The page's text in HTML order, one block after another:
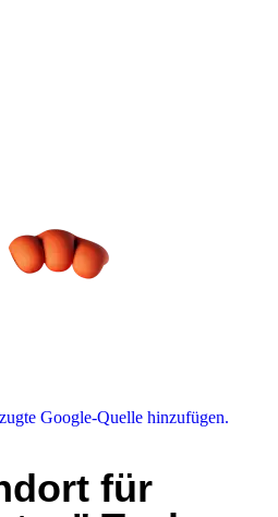
Google-Quelle hinzufügen.
für